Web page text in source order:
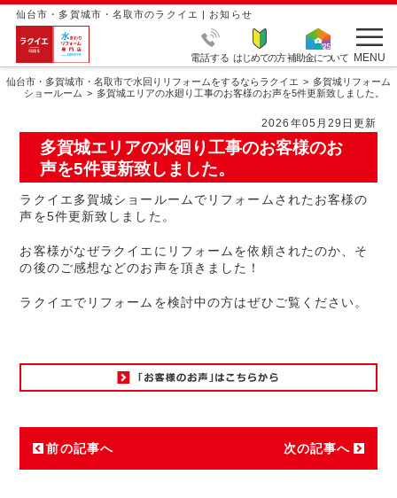
仙台市・多賀城市・名取市のラクイエ | お知らせ
電話する はじめての方補助金について MENU
仙台市・多賀城市・名取市で水回りリフォームをするならラクイエ
多賀城リフォーム
ショールーム
多賀城エリアの水廻り工事のお客様のお声を5件更新致しました。
2026年05月29日更新
多賀城エリアの水廻り工事のお客様のお
声を5件更新致しました。
ラクイエ多賀城ショールームでリフォームされたお客様の
声を5件更新致しました。
お客様がなぜラクイエにリフォームを依頼されたのか、そ
の後のご感想などのお声を頂きました！
ラクイエでリフォームを検討中の方はぜひご覧ください。
前の記事へ 次の記事へ